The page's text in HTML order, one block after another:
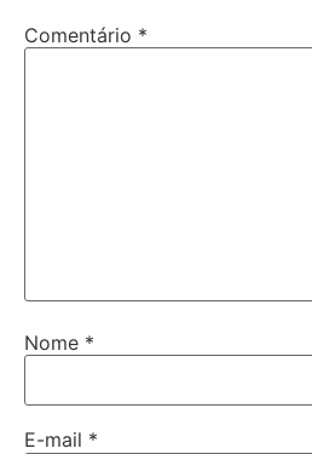
Comentário *
Nome *
E-mail *